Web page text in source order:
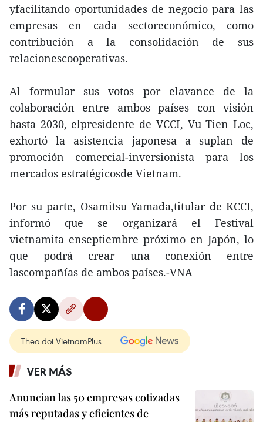
yfacilitando oportunidades de negocio para las
empresas en cada sectoreconómico, como
contribución a la consolidación de sus
relacionescooperativas.
Al formular sus votos por elavance de la
colaboración entre ambos países con visión
hasta 2030, elpresidente de VCCI, Vu Tien Loc,
exhortó la asistencia japonesa a suplan de
promoción comercial-inversionista para los
mercados estratégicosde Vietnam.
Por su parte, Osamitsu Yamada,titular de KCCI,
informó que se organizará el Festival
vietnamita enseptiembre próximo en Japón, lo
que podrá crear una conexión entre
lascompañías de ambos países.-VNA
Theo dõi VietnamPlus
VER MÁS
Anuncian las 50 empresas cotizadas
más reputadas y eficientes de